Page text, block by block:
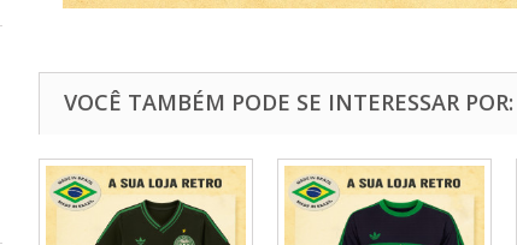
VOCÊ TAMBÉM PODE SE INTERESSAR POR: